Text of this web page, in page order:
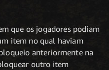
que os jogadores podiam
item no qual haviam
anteriormente na
outro item